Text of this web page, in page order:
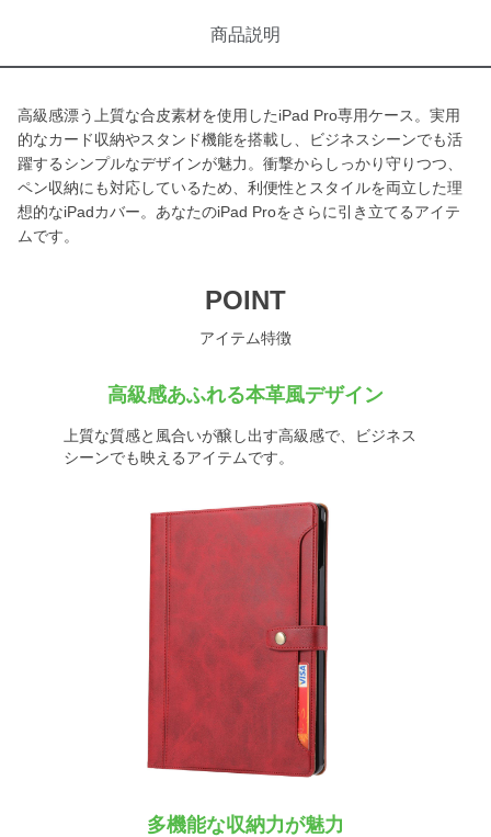
商品説明
高級感漂う上質な合皮素材を使用したiPad Pro専用ケース。実用
的なカード収納やスタンド機能を搭載し、ビジネスシーンでも活
躍するシンプルなデザインが魅力。衝撃からしっかり守りつつ、
ペン収納にも対応しているため、利便性とスタイルを両立した理
想的なiPadカバー。あなたのiPad Proをさらに引き立てるアイテ
ムです。
POINT
アイテム特徴
高級感あふれる本革風デザイン
上質な質感と風合いが醸し出す高級感で、ビジネス
シーンでも映えるアイテムです。
多機能な収納力が魅力